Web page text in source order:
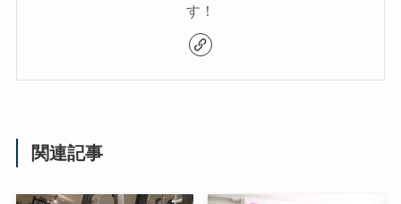
す！
関連記事